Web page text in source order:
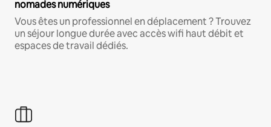
nomades numériques
Vous êtes un professionnel en déplacement ? Trouvez
un séjour longue durée avec accès wifi haut débit et
espaces de travail dédiés.